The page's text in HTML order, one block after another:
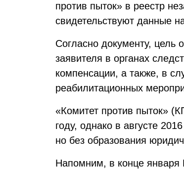
против пыток» в реестр
свидетельствуют данные
Согласно документу, цель
заявителя в органах
компенсации, а также, в
реабилитационных
«Комитет против пыток»
году, однако в августе
но без образования
Напомним, в конце января